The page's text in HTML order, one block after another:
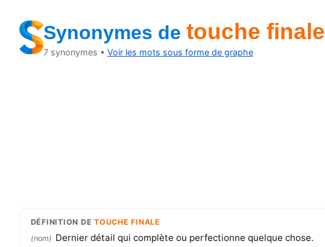
Synonymes de touche finale
7synonymes • Voir les mots sous forme de graphe
DÉFINITION DETOUCHE FINALE
(nom) Dernier détail qui complète ou perfectionne quelque chose.